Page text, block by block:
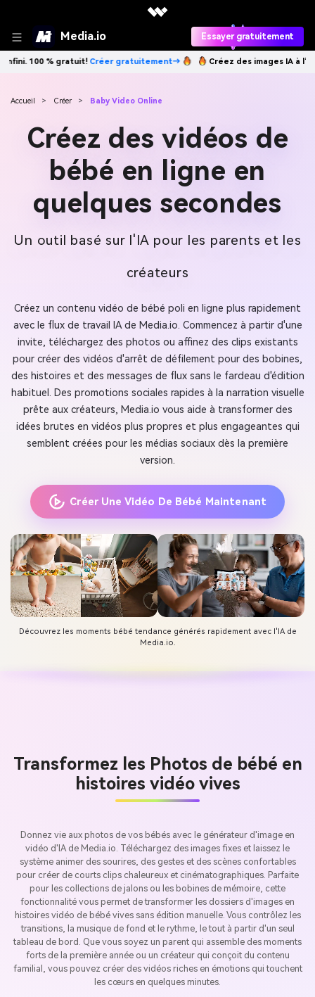
Media.io Essayer gratuitement
Créez des images IA à l’infini. 100 % gratuit! Créer gratuitement→
Accueil > Créer > Baby Video Online
Créez des vidéos de
bébé en ligne en
quelques secondes
Un outil basé sur l'IA pour les parents et les
créateurs
Créez un contenu vidéo de bébé poli en ligne plus rapidement
avec le flux de travail IA de Media.io. Commencez à partir d'une
invite, téléchargez des photos ou affinez des clips existants
pour créer des vidéos d'arrêt de défilement pour des bobines,
des histoires et des messages de flux sans le fardeau d'édition
habituel. Des promotions sociales rapides à la narration visuelle
prête aux créateurs, Media.io vous aide à transformer des
idées brutes en vidéos plus propres et plus engageantes qui
semblent créées pour les médias sociaux dès la première
version.
Créer Une Vidéo De Bébé Maintenant
Découvrez les moments bébé tendance générés rapidement avec l'IA de
Media.io.
Transformez les Photos de bébé en
histoires vidéo vives
Donnez vie aux photos de vos bébés avec le générateur d'image en
vidéo d'IA de Media.io. Téléchargez des images fixes et laissez le
système animer des sourires, des gestes et des scènes confortables
pour créer de courts clips chaleureux et cinématographiques. Parfaite
pour les collections de jalons ou les bobines de mémoire, cette
fonctionnalité vous permet de transformer les dossiers d'images en
histoires vidéo de bébé vives sans édition manuelle. Vous contrôlez les
transitions, la musique de fond et le rythme, le tout à partir d'un seul
tableau de bord. Que vous soyez un parent qui assemble des moments
forts de la première année ou un créateur qui conçoit du contenu
familial, vous pouvez créer des vidéos riches en émotions qui touchent
les cœurs en quelques minutes.